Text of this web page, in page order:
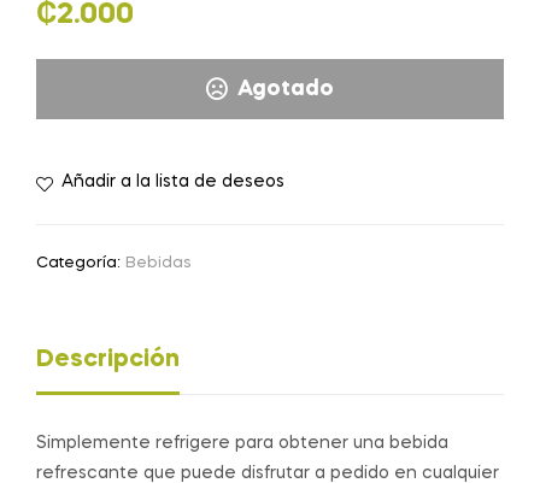
₡2.000
Agotado
Añadir a la lista de deseos
Categoría: Bebidas
Descripción
Simplemente refrigere para obtener una bebida
refrescante que puede disfrutar a pedido en cualquier